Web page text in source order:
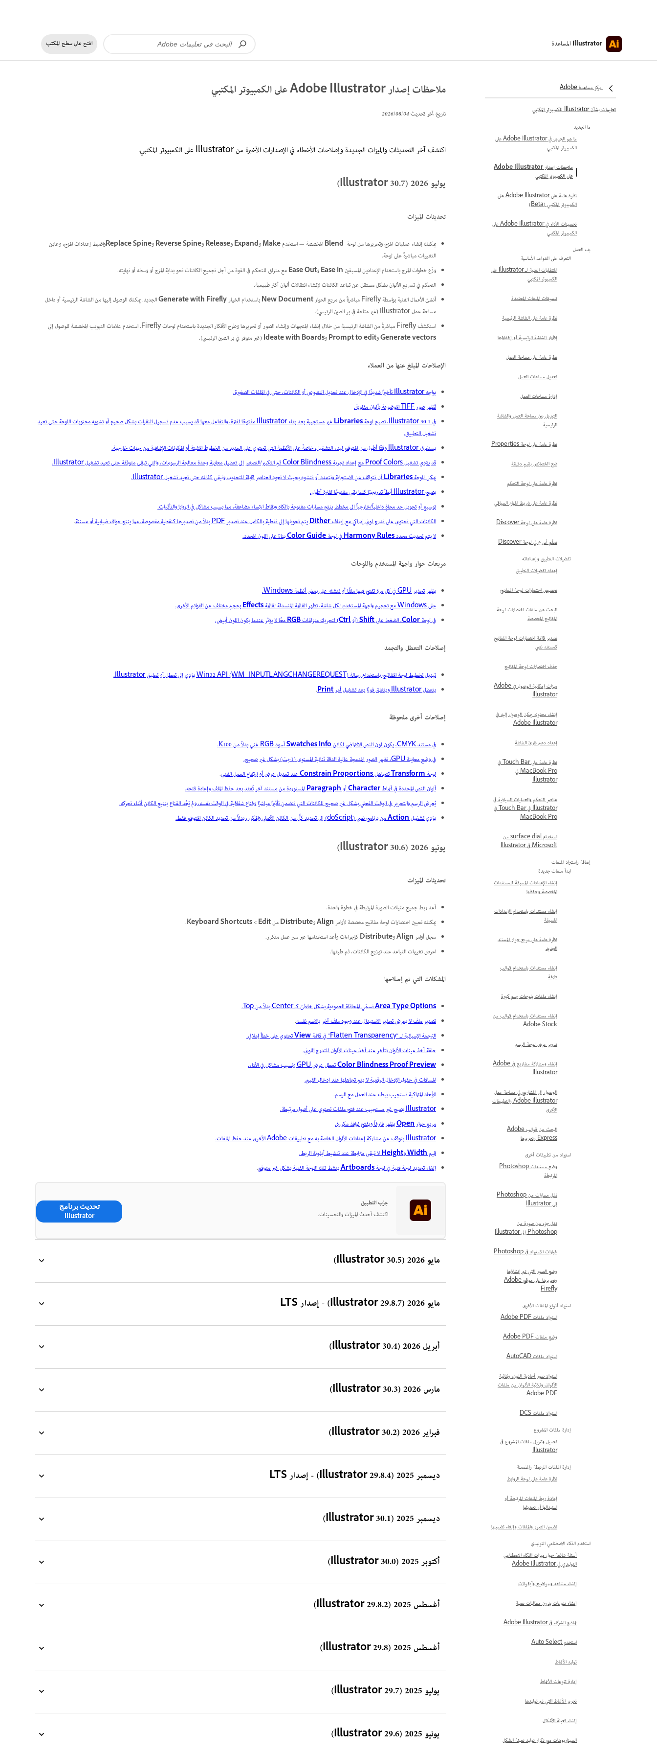
Illustrator المساعدة افتح علىسطح المكتب
مركز مساعدة Adobe
تعليمات بشأن Illustrator للكمبيوتر المكتبي
ما الجديد
ما هو الجديد في Adobe Illustrator على
الكمبيوتر المكتبي
ملاحظات إصدار Adobe Illustrator
على الكمبيوتر المكتبي
نظرة عامة على Adobe Illustrator على
الكمبيوتر المكتبي (Beta)
تحسينات الأداء في Adobe Illustrator على
الكمبيوتر المكتبي
بدء العمل
التعرف على القواعد الأساسية
المتطلبات الفنية لـ Illustrator على
الكمبيوتر المكتبي
تنسيقات الملفات المعتمدة
نظرة عامة على الشاشة الرئيسية
إظهار الشاشة الرئيسية أو إخفاؤها
نظرة عامة على مساحة العمل
تعديل مساحات العمل
إدارة مساحات العمل
التبديل بين مساحة العمل والشاشة
الرئيسية
نظرة عامة على لوحة Properties
ضع الخصائص بقيم دقيقة
نظرة عامة على لوحة التحكم
نظرة عامة على شريط المهام السياقي
نظرة عامة على لوحة Discover
تعلّم أسرع في لوحة Discover
تفضيلات التطبيق وإعداداته
إعداد تفضيلات التطبيق
تخصيص اختصارات لوحة المفاتيح
البحث عن ملفات اختصارات لوحة
المفاتيح المخصصة
تصدير قائمة اختصارات لوحة المفاتيح
كمستند نصي
حذف اختصارات لوحة المفاتيح
ميزات إمكانية الوصول في Adobe
Illustrator
إنشاء محتوى يمكن الوصول إليه في
Adobe Illustrator
إعداد دعم قارئ الشاشة
نظرة عامة على Touch Bar في
MacBook Pro في
Illustrator
عناصر التحكم والعمليات السياقية في
Illustrator في Touch Bar في
MacBook Pro
استخدام surface dial من
Microsoft في Illustrator
إضافة واستيراد الملفات
ابدأ ملفات جديدة
إنشاء الإعدادات المسبقة للمستندات
المخصصة وحفظها
إنشاء مستندات‬ باستخدام الإعدادات
المسبقة
نظرة عامة على مربع حوار المستند
الجديد
إنشاء مستندات باستخدام قوالب
فارغة
إنشاء ملفات بلوحات رسم كبيرة
إنشاء مستندات باستخدام قوالب من
Adobe Stock
تدوير عرض لوحة الرسم
إنشاء ومشاركة مشاريع في Adobe
Illustrator
الوصول إلى المشاريع في مساحة عمل
Adobe Illustrator والتطبيقات
الأخرى
البحث عن قوالب Adobe
Express وتحريرها
استيراد من تطبيقات أخرى
وضع مستندات Photoshop
المرتبطة
نقل مسارات من Photoshop
إلى Illustrator
نقل جزء من صورة من
Photoshop إلى Illustrator
خيارات الاستيراد في Photoshop
وضع الصور التي تم إنشاؤها
وتحريرها على موقع Adobe
Firefly
استيراد أنواع الملفات الأخرى
استيراد ملفات Adobe PDF
وضع ملفات Adobe PDF
استيراد ملفات AutoCAD
استيراد صور أحادية اللون، وثنائية
الألوان، وثلاثية الألوان من ملفات
Adobe PDF
استيراد ملفات DCS
إدارة ملفات المشروع
تحميل وتنزيل ملفات المشروع في
Illustrator
إدارة الملفات المرتبطة والمضمنة
نظرة عامة على لوحة الروابط
إعادة ربط الملفات المرتبطة أو
استبدالها أو تحديثها
تضمين الصور والملفات وإلغاء تضمينها
استخدم الذكاء الاصطناعي التوليدي
أسئلة شائعة حول ميزات الذكاء الاصطناعي
التوليدي في Adobe Illustrator
إنشاء مشاهد ومواضيع وأيقونات
إنشاء تنوعات بدون مطالبات نصية
نماذج الشركاء في Adobe Illustrator
استخدم Auto Select
توليد الأنماط
إدارة تنوعات الأنماط
تحرير الأنماط التي تم توليدها
إنشاء تعبئة الأشكال
السيناريوهات مع تكرار توليد تعبئة الشكل
ملاحظات إصدار Adobe Illustrator على الكمبيوتر المكتبي
تاريخ آخر تحديث04‏/08‏/2026
اكتشف آخر التحديثات والميزات الجديدة وإصلاحات الأخطاء في الإصدارات الأخيرة من Illustrator على الكمبيوتر المكتبي.
يوليو 2026 (Illustrator 30.7)
تحديثات الميزات
يمكنك إنشاء عمليات المزج وتحريرها من لوحة Blendالمخصصة — استخدمMakeوExpandوReleaseوReverse SpineوReplace Spineواضبط إعدادات المزج، وعاين
التغييرات مباشرةً على لوحة.
وزّع خطوات المزج باستخدام الإعدادين المسبقينEase InوEase Outمع منزلق للتحكم في القوة من أجل تجميع الكائنات نحو بداية المزج أو وسطه أو نهايته.
التحكم في تسريع الألوان بشكل مستقل عن تباعد الكائنات لإنشاء انتقالات ألوان أكثر طبيعية.
أنشئ الأعمال الفنية بواسطة Firefly مباشرةً من مربع الحوار
New Documentباستخدام الخيارGenerate with Fireflyالجديد. يمكنك الوصول إليها من الشاشة الرئيسية أو داخل
مساحة عمل Illustrator (غير متاحة في بر الصين الرئيسي).
استكشف Firefly مباشرةً من الشاشة الرئيسية من خلال إنشاء المتجهات وإنشاء الصور أو تحريرها وطرح الأفكار الجديدة باستخدام لوحات Firefly. استخدم علامات التبويب المخصصة للوصول إلى
Generate vectorsوPrompt to editوIdeate with Boards(غير متوفر في بر الصين الرئيسي).
الإصلاحات المبلغ عنها من العملاء
يواجه Illustrator تأخيرًا شديدًا في الإدخال عند تعديل النصوص أو الكائنات، حتى في الملفات الصغيرة.
تَظهر صور TIFF الموضوعة بألوان مقلوبة.
في Illustrator 30.1، تصبح لوحة
Libraries
غير مستجيبة بعد بقاء Illustrator مفتوحًا لفترة، والتفاعل معها قد يسبب عدم تسجيل النقرات بشكل صحيح أو تشويه محتويات اللوحة حتى تعيد
تشغيل التطبيق.
يستغرق Illustrator وقتًا أطول من المتوقع لبدء التشغيل، خاصةً على الأنظمة التي تحتوي على العديد من الخطوط المثبتة أو المكونات الإضافية من جهات خارجية.
قد يؤدي تشغيل Proof Colors مع إعداد تجربة Color Blindness ثم التكبير/التصغير إلى تعطيل معاينة وحدة معالجة الرسومات، والتي تبقى متوقفة حتى تعيد تشغيل Illustrator.
يمكن للوحةLibrariesأن تتوقف عن الاستجابة وتتمدد أو تتشوه بحيث لا تعود العناصر قابلة للتحديد، وتبقى كذلك حتى تعيد تشغيل Illustrator.
يصبح Illustrator أبطأ تدريجيًا كلما بقي مفتوحًا لفترة أطول.
توسيع أو تحويل حد محاذٍ داخلياً/خارجياً إلى مخطط ينتج مسارات مفتوحة بالكاد ونقاط ارتساء مضاعفة، مما يسبب مشاكل في الزوايا والتأثيرات.
الكائنات التي تحتوي على تدرج لوني إدراكي مع إيقافDitherيتم تحويلها إلى نقطية بالكامل عند تصدير PDF بدلاً من تصديرها كنقطية مقصوصة، مما ينتج حواف ضبابية أو مسننة
.
لا يتم تحديث محددHarmony Rulesفي لوحةColor Guideبناءً على اللون المحدد.
مربعات حوار واجهة المستخدم واللوحات
يظهر تحذير GPU في كل مرة تفتح فيها ملفًا أو تنشئه على بعض أنظمة Windows.
على Windows مع تحجيم واجهة المستخدم لكل شاشة، تظهر القائمة المنسدلة لقائمة
Effectsبحجم مختلف عن القوائم الأخرى.
في لوحةColor، الضغط علىShift(أوCtrl) لتحريك منزلقاتRGBمعًا لا يؤثر عندما يكون اللون أبيض.
إصلاحات التعطل والتجمد
تبديل تخطيط لوحة المفاتيح باستخدام رسالة Win32 API (WM_INPUTLANGCHANGEREQUEST) يؤدي إلى تعطل أو تعليق Illustrator.
يتعطل Illustrator وينغلق فورًا بعد تشغيل أمر
Print
.
إصلاحات أخرى ملحوظة
في مستند CMYK، يكون لون النص الافتراضي لكائن Swatches Infoأسود RGB غني بدلاً من K100.
في وضع معاينة GPU، تظهر الصور المدمجة عالية الدقة ثنائية المستوى (1-بت) بشكل غير صحيح.
لوحةTransformتتجاهلConstrain Proportionsعند تعديل عرض أو ارتفاع العمل الفني.
ألوان النص المحددة في أنماطCharacterأوParagraphالمستوردة من مستند آخر تُفقد بعد حفظ الملف وإعادة فتحه.
يُعرض الرسم والتحرير في الوقت الفعلي بشكل غير صحيح للكائنات التي تتضمن تأثيرًا مباشرًا وقناع شفافية في الوقت نفسه، ولم يَعُد القناع يتتبع الكائن أثناء تحركه.
يؤدي تشغيلActionمن برنامج نصي (doScript) إلى تحديد كلٍّ من الكائن الأصلي والمكرر، بدلاً من تحديد الكائن المتوقع فقط.
يونيو 2026 (Illustrator 30.6)
تحديثات الميزات
أعد ربط جميع مثيلات الصورة المرتبطة في خطوة واحدة.
يمكنك تعيين اختصارات لوحة مفاتيح مخصصة لأوامرAlignوDistributeمنEdit
>‏
KeyboardShortcuts
.
سجل أوامرAlignوDistributeكإجراءات وأعد استخدامها عبر سير عمل متكرر.
اعرض تغييرات التباعد عند توزيع الكائنات، ثم طبقها.
المشكلات التي تم إصلاحها
Area Type Optionsتسمّي المحاذاة العمودية بشكل خاطئ كـ Center بدلاً من Top.
تصدير ملف لا يعرض تحذير الاستبدال عند وجود ملف آخر بالاسم نفسه.
الترجمة الإسبانية لـ "Flatten Transparency" في قائمة
Viewتحتوي على خطأ إملائي.
حلقة أخذ عينات الألوان تتأخر عند أخذ عينات الألوان للتدرج اللوني.
Color Blindness Proof Previewتعطل عرض GPU وتسبب مشاكل في الأداء.
المسافات في حقول الإدخال الرقمية لا يتم تجاهلها عند إدخال القيم.
الأبعاد المتراكبة تستجيب ببطء عند العمل مع الرسم.
Illustrator يصبح غير مستجيب عند فتح ملفات تحتوي على أصول مرتبطة.
مربع حوارOpenيظهر فارغاً ويفتح نوافذ مكررة.
Illustrator يتوقف عن مشاركة إعدادات الألوان الخاصة به مع تطبيقات Adobe الأخرى عند حفظ الملفات.
قيمWidthوHeightلا تبقى مترابطة عند تنشيط أيقونة الربط.
إلغاء تحديد لوحة فنية في لوحةArtboardsينشط تلك اللوحة الفنية بشكل غير متوقع.
جرّب التطبيق
اكتشف أحدث الميزات والتحسينات.
تحديث برنامج
Illustrator
مايو 2026 (Illustrator 30.5)
مايو 2026 (Illustrator 29.8.7) - إصدار LTS
أبريل 2026 (Illustrator 30.4)
مارس 2026 (Illustrator 30.3)
فبراير 2026 (Illustrator 30.2)
ديسمبر 2025 (Illustrator 29.8.4) - إصدار LTS
ديسمبر 2025 (Illustrator 30.1)
أكتوبر 2025 (Illustrator 30.0)
أغسطس 2025 (Illustrator 29.8.2)
أغسطس 2025 (Illustrator 29.8)
يوليو 2025 (Illustrator 29.7)
يونيو 2025 (Illustrator 29.6)